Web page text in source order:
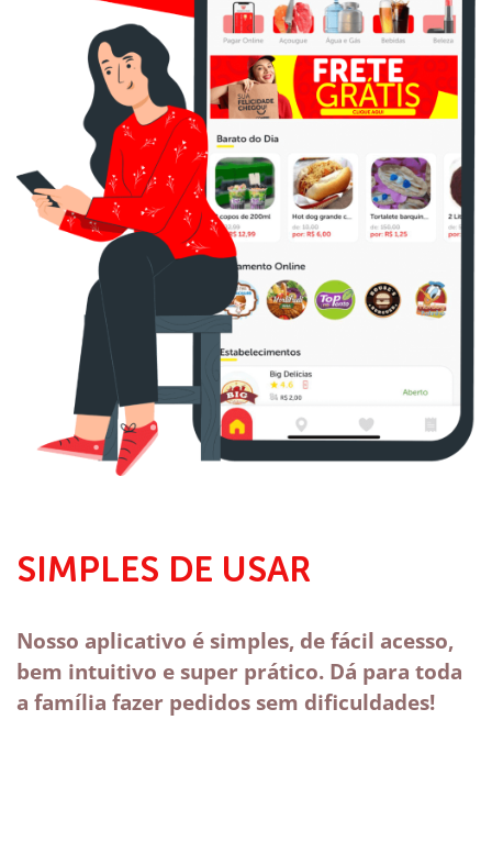
SIMPLES DE USAR
Nosso aplicativo é simples, de fácil acesso,
bem intuitivo e super prático. Dá para toda
a família fazer pedidos sem dificuldades!